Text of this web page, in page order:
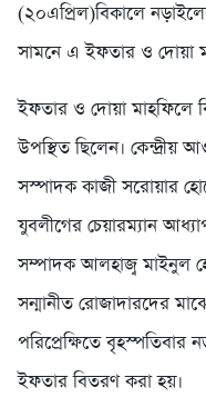
(২০এপ্রিল)বিকালে
সামনে এ ইফতার ও দোয়া
ইফতার ও দোয়া মাহফিলে
উপস্থিত ছিলেন। কেন্দ্রীয়
সস্পাদক কাজী সরোয়ার
যুবলীগের চেয়ারম্যান
সম্পাদক আলহাজ্ব মাইনুল
সন্মানীত রোজাদারদের
পরিপ্রেক্ষিতে বৃহস্পতিবার
ইফতার বিতরণ করা হয়।